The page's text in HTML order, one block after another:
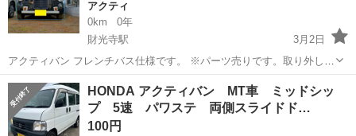
アクティ
0km
0年
財光寺駅
3月2日
アクティバン フレンチバス仕様です。 ※パーツ売りです。取り外し
済。 HH5です。 提示してある金額が希望の取引金額になりますが 値
段は常識の範囲であれば相談可能です。 出品パーツ 青い枠の部分 ・
フロントの顔部分 ・...
宮崎 日向市 カテゴリ
HONDA アクティバン MT車 ミッドシッ
プ 5速 パワステ 両側スライドド…
100円